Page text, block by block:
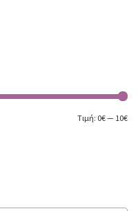
Τιμή: 0€— 10€